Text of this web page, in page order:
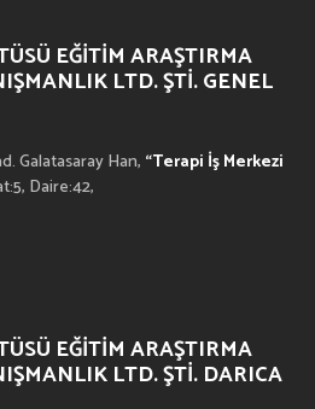
EĞITIM ARAŞTIRMA
LTD. ŞTI. GENEL
Galatasaray Han, “Terapi İş Merkezi
Daire:42,
EĞITIM ARAŞTIRMA
LTD. ŞTI. DARICA